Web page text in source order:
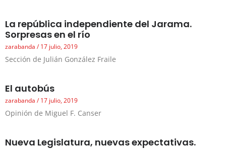
La república independiente del Jarama.
Sorpresas en el río
zarabanda 17 julio, 2019
Sección de Julián González Fraile
El autobús
zarabanda 17 julio, 2019
Opinión de Miguel F. Canser
Nueva Legislatura, nuevas expectativas.